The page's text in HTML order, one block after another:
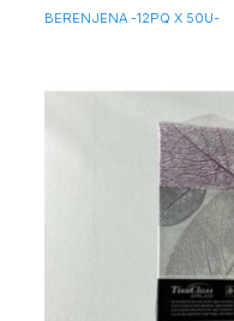
BERENJENA -12PQ X 50U-